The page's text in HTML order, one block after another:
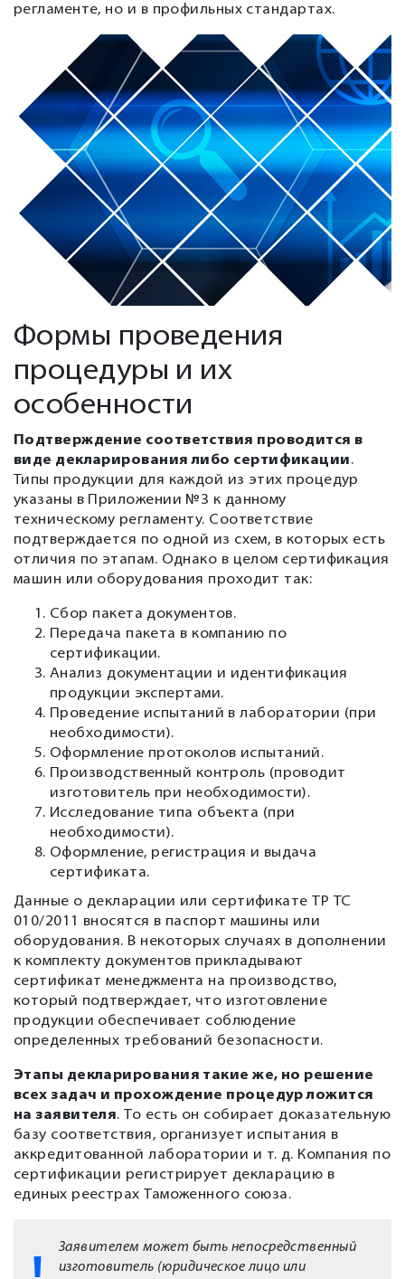
регламенте, но и в профильных стандартах.
Формы проведения
процедуры и их
особенности
Подтверждение соответствия проводится в
виде декларирования либо сертификации.
Типы продукции для каждой из этих процедур
указаны в Приложении №3 к данному
техническому регламенту. Соответствие
подтверждается по одной из схем, в которых есть
отличия по этапам. Однако в целом сертификация
машин или оборудования проходит так:
Сбор пакета документов.
Передача пакета в компанию по
сертификации.
Анализ документации и идентификация
продукции экспертами.
Проведение испытаний в лаборатории (при
необходимости).
Оформление протоколов испытаний.
Производственный контроль (проводит
изготовитель при необходимости).
Исследование типа объекта (при
необходимости).
Оформление, регистрация и выдача
сертификата.
Данные о декларации или сертификате ТР ТС
010/2011 вносятся в паспорт машины или
оборудования. В некоторых случаях в дополнении
к комплекту документов прикладывают
сертификат менеджмента на производство,
который подтверждает, что изготовление
продукции обеспечивает соблюдение
определенных требований безопасности.
Этапы декларирования такие же, но решение
всех задач и прохождение процедур ложится
на заявителя. То есть он собирает доказательную
базу соответствия, организует испытания в
аккредитованной лаборатории и т. д. Компания по
сертификации регистрирует декларацию в
единых реестрах Таможенного союза.
Заявителем может быть непосредственный
изготовитель (юридическое лицо или